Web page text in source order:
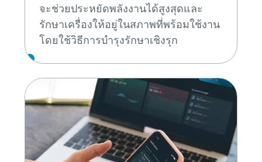
จะช่วยประหยัดพลังงานได้สูงสุดและ
รักษาเครื่องให้อยู่ในสภาพที่พร้อมใช้งาน
โดยใช้วิธีการบำรุงรักษาเชิงรุก